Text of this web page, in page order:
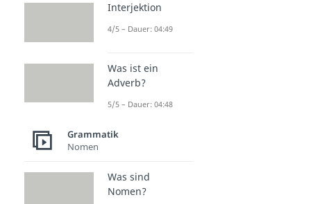
Interjektion
4/5 – Dauer: 04:49
Was ist ein
Adverb?
5/5 – Dauer: 04:48
Grammatik
Nomen
Was sind
Nomen?